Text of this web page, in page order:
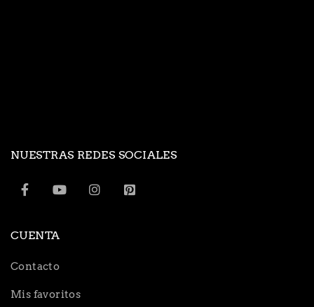
NUESTRAS REDES SOCIALES
CUENTA
Contacto
Mis favoritos